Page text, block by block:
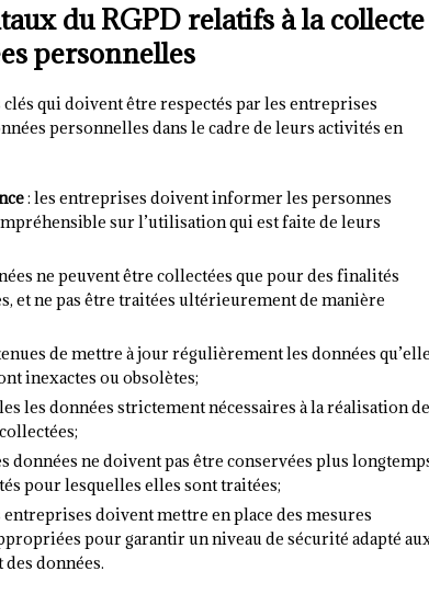
du RGPD relatifs à la collecte
personnelles
qui doivent être respectés par les entreprises
personnelles dans le cadre de leurs activités en
: les entreprises doivent informer les personnes
sur l’utilisation qui est faite de leurs
ne peuvent être collectées que pour des finalités
et ne pas être traitées ultérieurement de manière
de mettre à jour régulièrement les données
inexactes ou obsolètes;
les données strictement nécessaires à la réalisation
données ne doivent pas être conservées plus
pour lesquelles elles sont traitées;
entreprises doivent mettre en place des mesures
pour garantir un niveau de sécurité adapté
données.